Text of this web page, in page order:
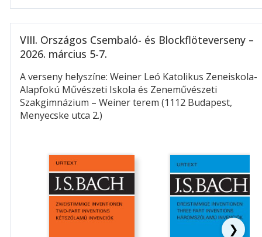
VIII. Országos Csembaló- és Blockflöteverseny –
2026. március 5-7.
A verseny helyszíne: Weiner Leó Katolikus Zeneiskola-
Alapfokú Művészeti Iskola és Zeneművészeti
Szakgimnázium – Weiner terem (1112 Budapest,
Menyecske utca 2.)
❯